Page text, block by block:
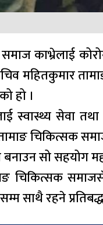
काभ्रेलाई
महितकुमार
हो ।
स्वास्थ्य सेवा
चिकित्सक
सो सहयोग
चिकित्सक
साथै रहने